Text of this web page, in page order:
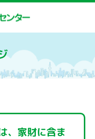
、家財に含ま